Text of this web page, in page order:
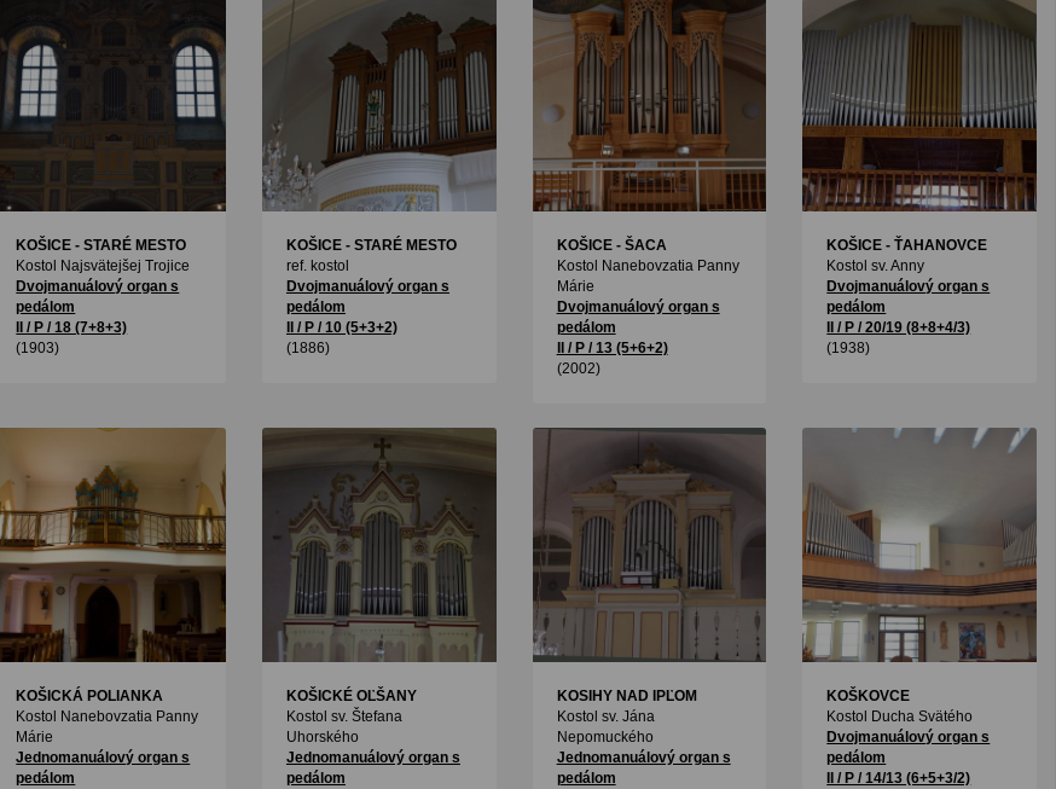
KOŠICE - STARÉ MESTO
Kostol Najsvätejšej Trojice
Dvojmanuálový organ s
pedálom
II / P / 18 (7+8+3)
(1903)
KOŠICE - STARÉ MESTO
ref. kostol
Dvojmanuálový organ s
pedálom
II / P / 10 (5+3+2)
(1886)
KOŠICE - ŠACA
Kostol Nanebovzatia Panny
Márie
Dvojmanuálový organ s
pedálom
II / P / 13 (5+6+2)
(2002)
KOŠICE - ŤAHANOVCE
Kostol sv. Anny
Dvojmanuálový organ s
pedálom
II / P / 20/19 (8+8+4/3)
(1938)
KOŠICKÁ POLIANKA
Kostol Nanebovzatia Panny
Márie
Jednomanuálový organ s
pedálom
KOŠICKÉ OĽŠANY
Kostol sv. Štefana
Uhorského
Jednomanuálový organ s
pedálom
KOSIHY NAD IPĽOM
Kostol sv. Jána
Nepomuckého
Jednomanuálový organ s
pedálom
KOŠKOVCE
Kostol Ducha Svätého
Dvojmanuálový organ s
pedálom
II / P / 14/13 (6+5+3/2)